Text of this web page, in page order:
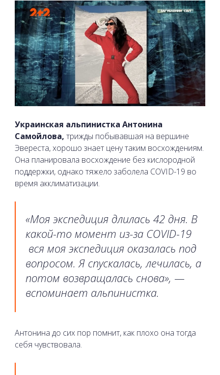
Украинская альпинистка Антонина
Самойлова, трижды побывавшая на вершине
Эвереста, хорошо знает цену таким восхождениям.
Она планировала восхождение без кислородной
поддержки, однако тяжело заболела COVID-19 во
время акклиматизации.
«Моя экспедиция длилась 42 дня. В
какой-то момент из-за COVID-19
вся моя экспедиция оказалась под
вопросом. Я спускалась, лечилась, а
потом возвращалась снова», —
вспоминает альпинистка.
Антонина до сих пор помнит, как плохо она тогда
себя чувствовала.